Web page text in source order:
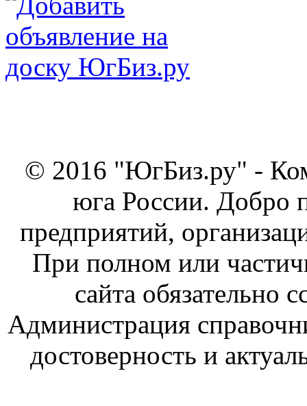
© 2016 "ЮгБиз.ру" -
юга России. Добро
предприятий,
При полном или
сайта обязательно
Администрация
достоверность и